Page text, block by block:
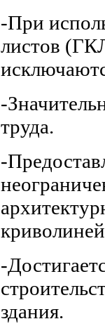
-При
листов
-
труда.
-
-
здания.